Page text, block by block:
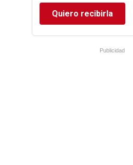
Quiero recibirla
Publicidad